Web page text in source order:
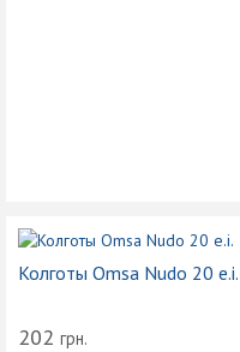
Колготы Omsa Nudo 20 e.i.
202 грн.